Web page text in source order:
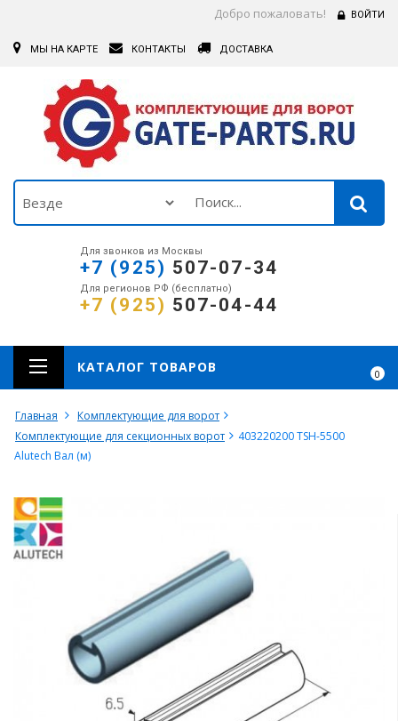
Добро пожаловать! ВОЙТИ
МЫ НА КАРТЕ КОНТАКТЫ ДОСТАВКА
Для звонков из Москвы
+7 (925) 507-07-34
Для регионов РФ (бесплатно)
+7 (925) 507-04-44
0
КАТАЛОГ ТОВАРОВ
Главная
Комплектующие для ворот
Комплектующие для секционных ворот
403220200 TSH-5500
Alutech Вал (м)